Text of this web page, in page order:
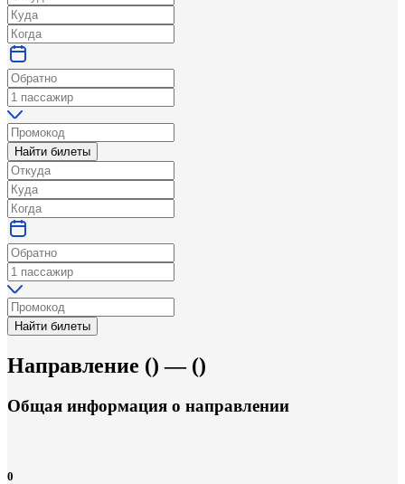
Найти билеты
Найти билеты
Направление () — ()
Общая информация о направлении
0